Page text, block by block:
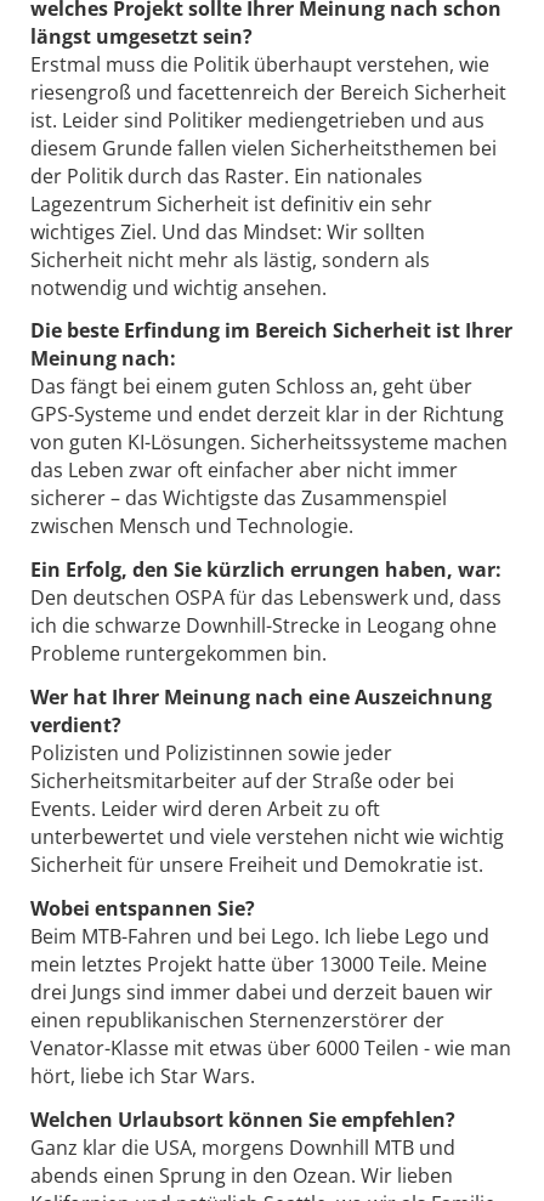
welches Projekt sollte Ihrer Meinung nach schon
längst umgesetzt sein?
Erstmal muss die Politik überhaupt verstehen, wie
riesengroß und facettenreich der Bereich Sicherheit
ist. Leider sind Politiker mediengetrieben und aus
diesem Grunde fallen vielen Sicherheitsthemen bei
der Politik durch das Raster. Ein nationales
Lagezentrum Sicherheit ist definitiv ein sehr
wichtiges Ziel. Und das Mindset: Wir sollten
Sicherheit nicht mehr als lästig, sondern als
notwendig und wichtig ansehen.
Die beste Erfindung im Bereich Sicherheit ist Ihrer
Meinung nach:
Das fängt bei einem guten Schloss an, geht über
GPS-Systeme und endet derzeit klar in der Richtung
von guten KI-Lösungen. Sicherheitssysteme machen
das Leben zwar oft einfacher aber nicht immer
sicherer – das Wichtigste das Zusammenspiel
zwischen Mensch und Technologie.
Ein Erfolg, den Sie kürzlich errungen haben, war:
Den deutschen OSPA für das Lebenswerk und, dass
ich die schwarze Downhill-Strecke in Leogang ohne
Probleme runtergekommen bin.
Wer hat Ihrer Meinung nach eine Auszeichnung
verdient?
Polizisten und Polizistinnen sowie jeder
Sicherheitsmitarbeiter auf der Straße oder bei
Events. Leider wird deren Arbeit zu oft
unterbewertet und viele verstehen nicht wie wichtig
Sicherheit für unsere Freiheit und Demokratie ist.
Wobei entspannen Sie?
Beim MTB-Fahren und bei Lego. Ich liebe Lego und
mein letztes Projekt hatte über 13000 Teile. Meine
drei Jungs sind immer dabei und derzeit bauen wir
einen republikanischen Sternenzerstörer der
Venator-Klasse mit etwas über 6000 Teilen - wie man
hört, liebe ich Star Wars.
Welchen Urlaubsort können Sie empfehlen?
Ganz klar die USA, morgens Downhill MTB und
abends einen Sprung in den Ozean. Wir lieben